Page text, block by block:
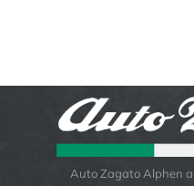
Auto Zagato Alphen